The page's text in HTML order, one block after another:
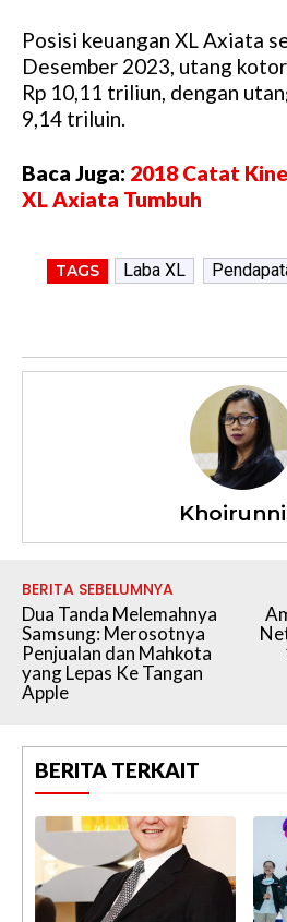
Posisi keuangan XL Axiata
Desember 2023, utang
Rp 10,11 triliun, dengan
9,14 triluin.
Baca Juga: 2018 Catat
XL Axiata Tumbuh
TAGS Laba XL
BERITA SEBELUMNYA
Dua Tanda Melemahnya
Samsung: Merosotnya
Penjualan dan Mahkota
yang Lepas Ke Tangan
Apple
BERITA TERKAIT